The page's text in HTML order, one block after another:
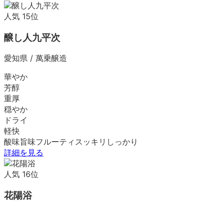
人気 15位
醸し人九平次
愛知県 / 萬乗醸造
華やか
芳醇
重厚
穏やか
ドライ
軽快
酸味旨味フルーティ スッキリ しっかり
詳細を見る
人気 16位
花陽浴